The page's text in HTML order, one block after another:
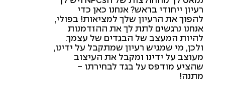
רעיון ייחודי בראש? אנחנו כאן כדי
להפוך את הרעיון שלך למציאות! בפולי,
אנחנו נרגשים לתת לך את ההזדמנות
להיות המעצב של הבגדים של עצמך.
ולכן, מי שמגיש רעיון שמתקבל על ידינו,
מעוצב על ידינו ומקבל את העיצוב
שהציע מודפס על בגד לבחירתו -
מתנה!